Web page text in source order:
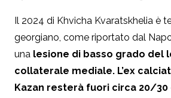
Il 2024 di Khvicha Kvaratskhelia è
georgiano, come riportato dal
una lesione di basso grado del
collaterale mediale. L’ex
Kazan resterà fuori circa 20/30